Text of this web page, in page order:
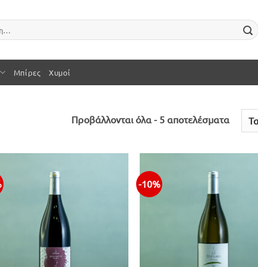
Μπίρες Χυμοί
Προβάλλονται όλα - 5 αποτελέσματαSorted
-10%